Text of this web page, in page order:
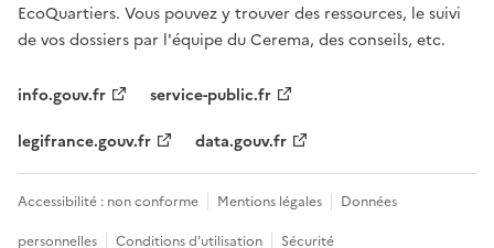
EcoQuartiers. Vous pouvez y trouver des ressources, le suivi
de vos dossiers par l'équipe du Cerema, des conseils, etc.
info.gouv.fr
service-public.fr
legifrance.gouv.fr
data.gouv.fr
Accessibilité : non conforme Mentions légales
Données
personnelles
Conditions d'utilisation Sécurité